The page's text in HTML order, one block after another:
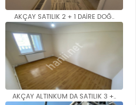
AKÇAY SATILIK 2 + 1 DAİRE DOĞ..
AKÇAY ALTINKUM DA SATILIK 3 +..